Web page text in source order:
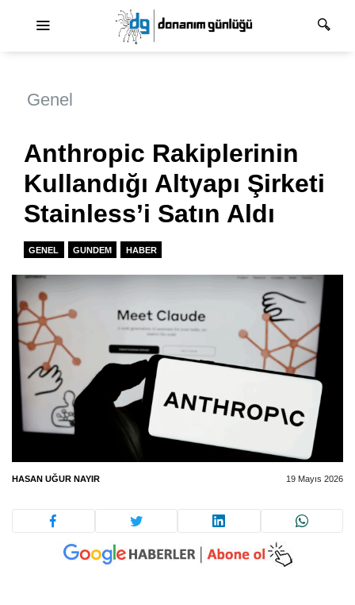
Genel
Anthropic Rakiplerinin
Kullandığı Altyapı Şirketi
Stainless’i Satın Aldı
GENEL GUNDEM HABER
HASAN UĞUR NAYIR 19 Mayıs 2026